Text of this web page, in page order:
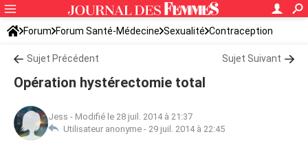
Forum Forum Santé-Médecine Sexualité Contraception
Sujet Précédent Sujet Suivant
Opération hystérectomie total
Jess - Modifié le 28 juil. 2014 à 21:37
Utilisateur anonyme - 29 juil. 2014 à 22:45